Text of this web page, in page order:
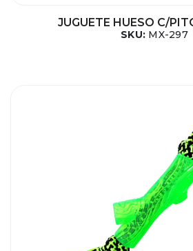
JUGUETE HUESO C/
SKU: MX-297